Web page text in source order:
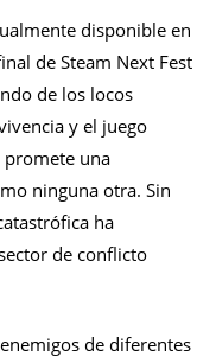
disponible en
de Steam Next Fest
de los locos
y el juego
promete una
ninguna otra. Sin
ha
de conflicto
de diferentes